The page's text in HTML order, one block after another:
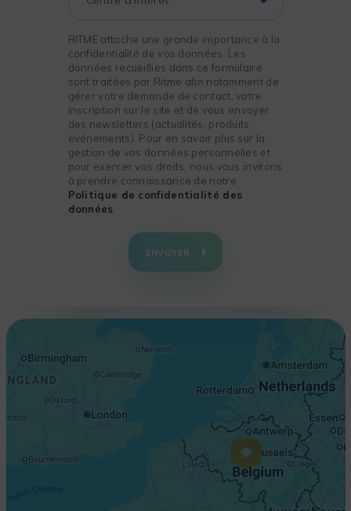
RITME attache une grande importance à la
confidentialité de vos données. Les
données recueillies dans ce formulaire
sont traitées par Ritme afin notamment de
gérer votre demande de contact, votre
inscription sur le site et de vous envoyer
des newsletters (actualités, produits,
événements). Pour en savoir plus sur la
gestion de vos données personnelles et
pour exercer vos droits, nous vous invitons
à prendre connaissance de notre
Politique de confidentialité des
données
ENVOYER